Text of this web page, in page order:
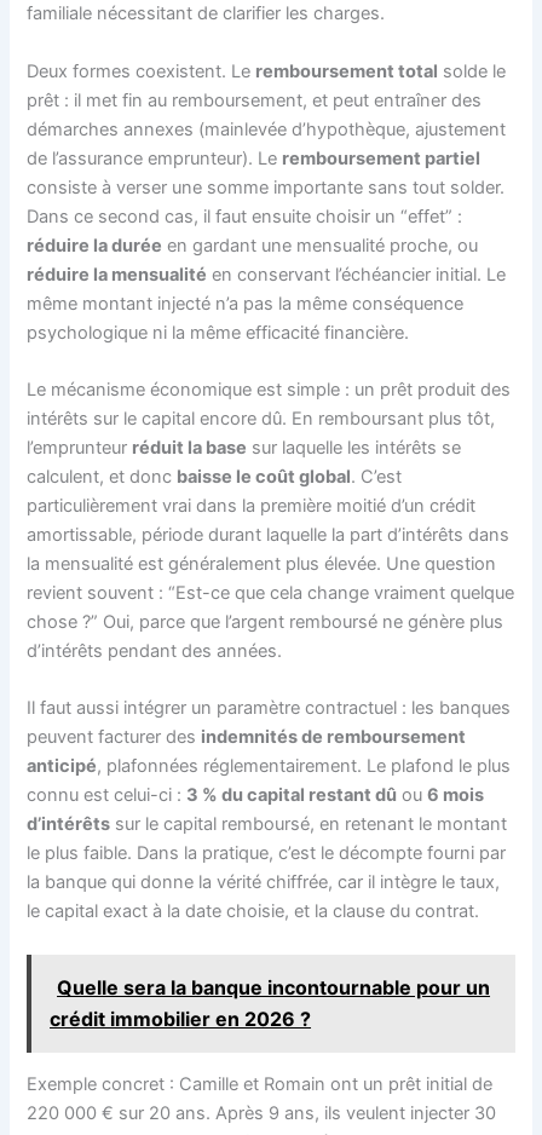
familiale nécessitant de clarifier les charges.
Deux formes coexistent. Le remboursement total solde le
prêt : il met fin au remboursement, et peut entraîner des
démarches annexes (mainlevée d’hypothèque, ajustement
de l’assurance emprunteur). Le remboursement partiel
consiste à verser une somme importante sans tout solder.
Dans ce second cas, il faut ensuite choisir un “effet” :
réduire la durée en gardant une mensualité proche, ou
réduire la mensualité en conservant l’échéancier initial. Le
même montant injecté n’a pas la même conséquence
psychologique ni la même efficacité financière.
Le mécanisme économique est simple : un prêt produit des
intérêts sur le capital encore dû. En remboursant plus tôt,
l’emprunteur réduit la base sur laquelle les intérêts se
calculent, et donc baisse le coût global. C’est
particulièrement vrai dans la première moitié d’un crédit
amortissable, période durant laquelle la part d’intérêts dans
la mensualité est généralement plus élevée. Une question
revient souvent : “Est-ce que cela change vraiment quelque
chose ?” Oui, parce que l’argent remboursé ne génère plus
d’intérêts pendant des années.
Il faut aussi intégrer un paramètre contractuel : les banques
peuvent facturer des indemnités de remboursement
anticipé, plafonnées réglementairement. Le plafond le plus
connu est celui-ci : 3 % du capital restant dû ou6 mois
d’intérêts sur le capital remboursé, en retenant le montant
le plus faible. Dans la pratique, c’est le décompte fourni par
la banque qui donne la vérité chiffrée, car il intègre le taux,
le capital exact à la date choisie, et la clause du contrat.
Quelle sera la banque incontournable pour un
crédit immobilier en 2026 ?
Exemple concret : Camille et Romain ont un prêt initial de
220 000 € sur 20 ans. Après 9 ans, ils veulent injecter 30